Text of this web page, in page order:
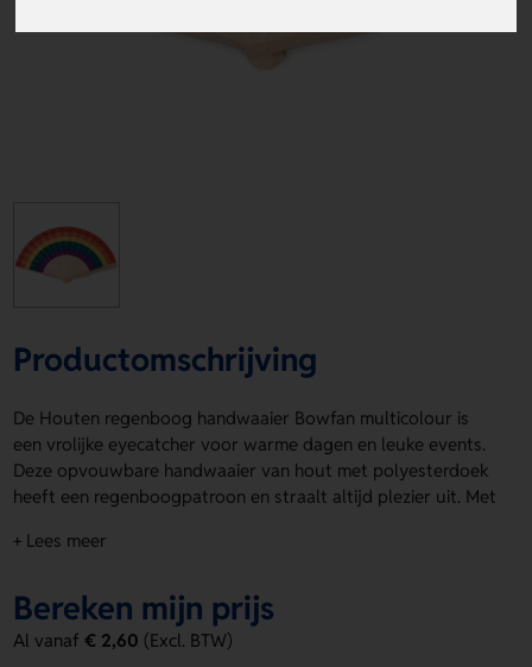
Productomschrijving
De Houten regenboog handwaaier Bowfan multicolour is
een vrolijke eyecatcher voor warme dagen en leuke events.
Deze opvouwbare handwaaier van hout met polyesterdoek
heeft een regenboogpatroon en straalt altijd plezier uit. Met
je voor Veelkleurig en opvallend gemak. Laat jouw logo,
of Back b. Bestel of vraag een prijs op.
Voordelen van de Houten regenboog
+ Lees meer
Bereken mijn prijs
Al vanaf€ 2,60 (Excl. BTW)